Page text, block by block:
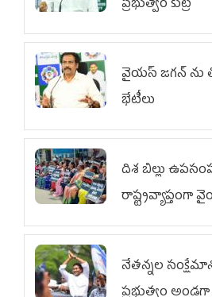
ప్రభుత్వం కుట్ర
వైయ‌స్ జగన్‌ ను
భేటీలు
దిశ బిల్లు
విభాగం
నేతన్నల